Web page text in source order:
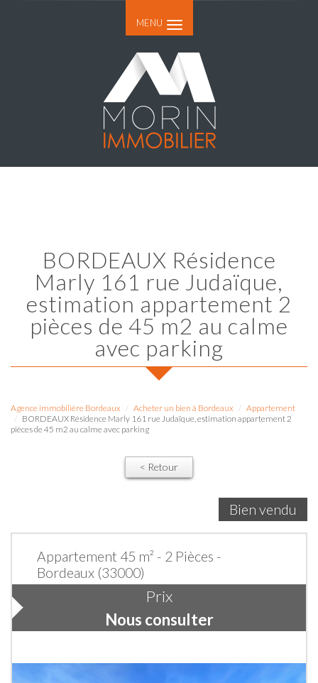
MENU
BORDEAUX Résidence
Marly 161 rue Judaïque,
estimation appartement 2
pièces de 45 m2 au calme
avec parking
Agence immobilière Bordeaux Acheter un bien à Bordeaux
Appartement
BORDEAUX Résidence Marly 161 rue Judaïque, estimation appartement 2
pièces de 45 m2 au calme avec parking
< Retour
Bien vendu
Appartement 45 m² - 2 Pièces -
Bordeaux (33000)
Prix
Nous consulter